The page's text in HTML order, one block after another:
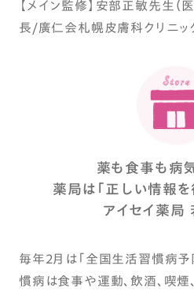
【メイン監修】安部正敏先生
長/廣仁会札幌皮膚科クリニッ
薬も食事も病
薬局は「正しい情報を
アイセイ薬局
毎年2月は「全国生活習慣病予
慣病は食事や運動、飲酒、喫煙